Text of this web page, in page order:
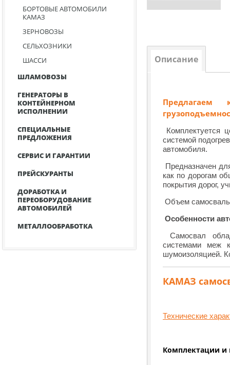
БОРТОВЫЕ АВТОМОБИЛИ
КАМАЗ
ЗЕРНОВОЗЫ
CЕЛЬХОЗНИКИ
ШАССИ
ШЛАМОВОЗЫ
ГЕНЕРАТОРЫ В
КОНТЕЙНЕРНОМ
ИСПОЛНЕНИИ
СПЕЦИАЛЬНЫЕ
ПРЕДЛОЖЕНИЯ
СЕРВИС И ГАРАНТИИ
ПРЕЙСКУРАНТЫ
ДОРАБОТКА И
ПЕРЕОБОРУДОВАНИЕ
АВТОМОБИЛЕЙ
МЕТАЛЛООБРАБОТКА
Описание
Предлагаем
Комплектуется
системой
автомобиля.
Предназначен
как по дорогам
покрытия дорог,
Объем
Особенности
Самосвал
системами меж
шумоизоляцией.
КАМАЗ
Технические
Комплектации и